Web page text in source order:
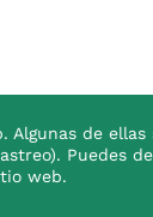
Algunas de
Puedes
web.